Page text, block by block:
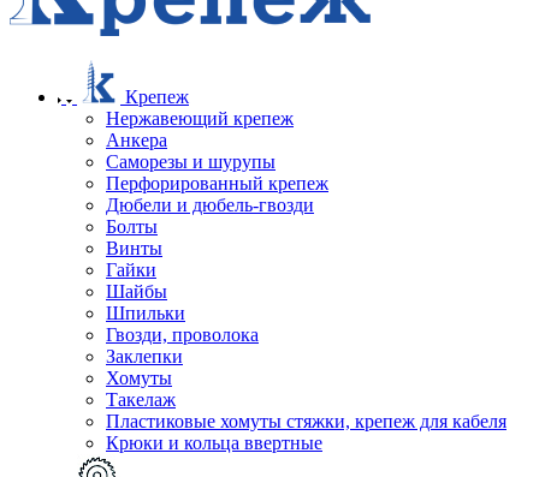
Крепеж
Нержавеющий крепеж
Анкера
Саморезы и шурупы
Перфорированный крепеж
Дюбели и дюбель-гвозди
Болты
Винты
Гайки
Шайбы
Шпильки
Гвозди, проволока
Заклепки
Хомуты
Такелаж
Пластиковые хомуты стяжки, крепеж для кабеля
Крюки и кольца ввертные